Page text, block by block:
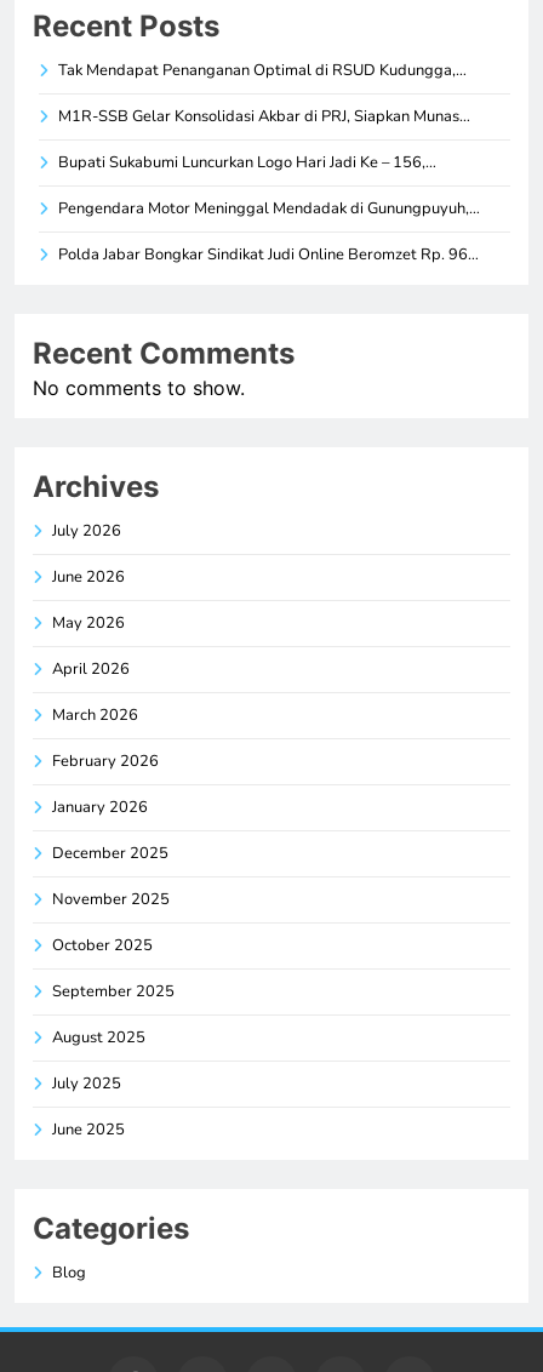
Recent Posts
Tak Mendapat Penanganan Optimal di RSUD Kudungga,…
M1R-SSB Gelar Konsolidasi Akbar di PRJ, Siapkan Munas…
Bupati Sukabumi Luncurkan Logo Hari Jadi Ke – 156,…
Pengendara Motor Meninggal Mendadak di Gunungpuyuh,…
Polda Jabar Bongkar Sindikat Judi Online Beromzet Rp. 96…
Recent Comments
No comments to show.
Archives
July 2026
June 2026
May 2026
April 2026
March 2026
February 2026
January 2026
December 2025
November 2025
October 2025
September 2025
August 2025
July 2025
June 2025
Categories
Blog